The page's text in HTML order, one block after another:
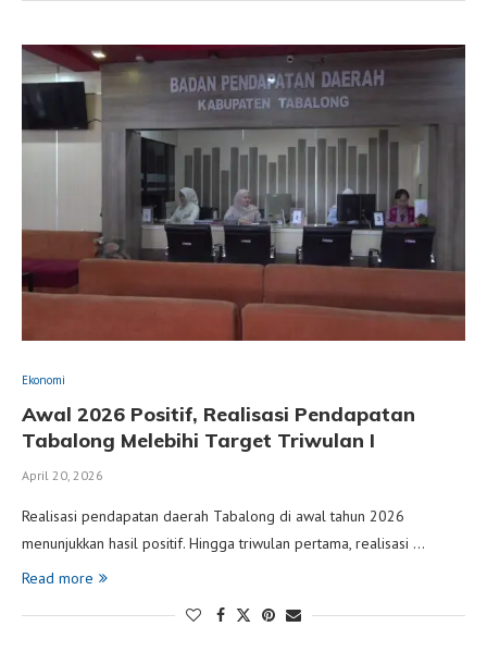
Ekonomi
Awal 2026 Positif, Realisasi Pendapatan
Tabalong Melebihi Target Triwulan I
April 20, 2026
Realisasi pendapatan daerah Tabalong di awal tahun 2026
menunjukkan hasil positif. Hingga triwulan pertama, realisasi …
Read more